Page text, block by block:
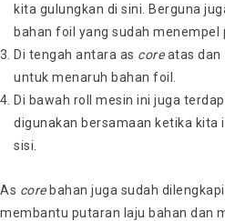
kita gulungkan di sini. Berguna
bahan foil yang sudah menempel
Di tengah antara as coreatas dan
untuk menaruh bahan foil.
Di bawah roll mesin ini juga
digunakan bersamaan ketika kita
sisi.
As corebahan juga sudah
membantu putaran laju bahan dan